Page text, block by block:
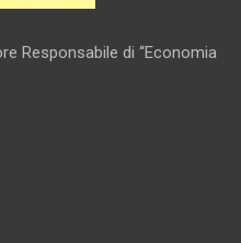
Responsabile di “Economia